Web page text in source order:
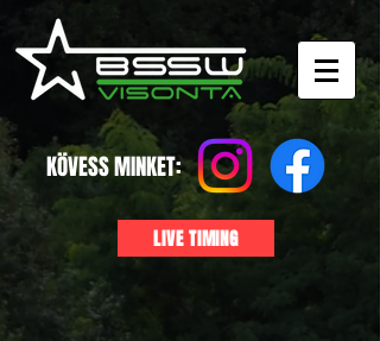
KÖVESS MINKET:
LIVE TIMING